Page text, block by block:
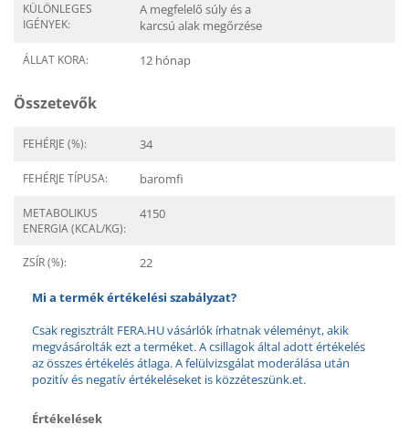
KÜLÖNLEGES
IGÉNYEK:
A megfelelő súly és a
karcsú alak megőrzése
ÁLLAT KORA: 12 hónap
Összetevők
FEHÉRJE (%): 34
FEHÉRJE TÍPUSA: baromfi
METABOLIKUS
ENERGIA (KCAL/KG):
4150
ZSÍR (%): 22
Mi a termék értékelési szabályzat?
Csak regisztrált FERA.HU vásárlók írhatnak véleményt, akik
megvásárolták ezt a terméket. A csillagok által adott értékelés
az összes értékelés átlaga. A felülvizsgálat moderálása után
pozitív és negatív értékeléseket is közzéteszünk.et.
Értékelések